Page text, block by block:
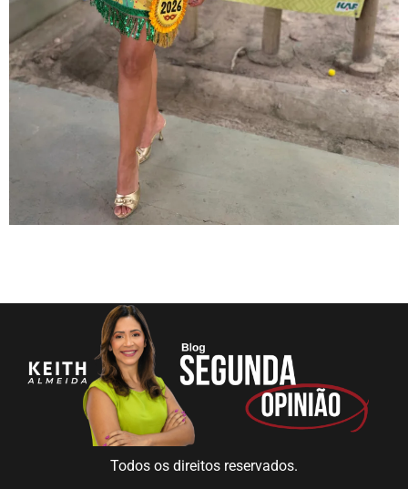
Todos os direitos reservados.